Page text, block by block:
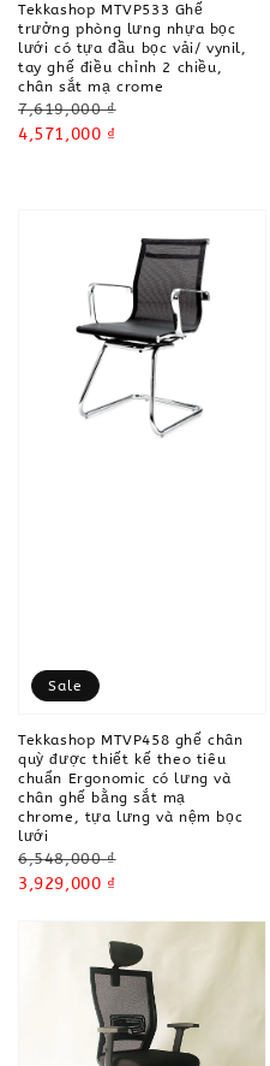
Tekkashop MTVP533 Ghế
trưởng phòng lưng nhựa bọc
lưới có tựa đầu bọc vải/ vynil,
tay ghế điều chỉnh 2 chiều,
chân sắt mạ crome
Regular
price
7,619,000 ₫
Sale
4,571,000 ₫
Sale
Tekkashop MTVP458 ghế chân
quỳ được thiết kế theo tiêu
chuẩn Ergonomic có lưng và
chân ghế bằng sắt mạ
chrome, tựa lưng và nệm bọc
lưới
Regular
price
6,548,000 ₫
Sale
3,929,000 ₫